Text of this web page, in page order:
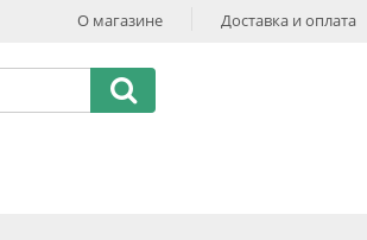
О магазине Доставка и оплата